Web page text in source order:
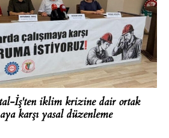
İş'ten iklim krizine dair ortak
karşı yasal düzenleme